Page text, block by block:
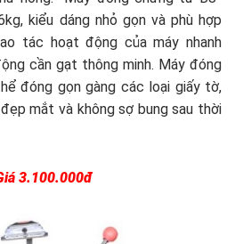
kiểu dáng nhỏ gọn và phù hợp
tác hoạt động của máy nhanh
cần gạt thông minh. Máy đóng
đóng gọn gàng các loại giấy tờ,
mắt và không sợ bung sau thời
3.100.000đ